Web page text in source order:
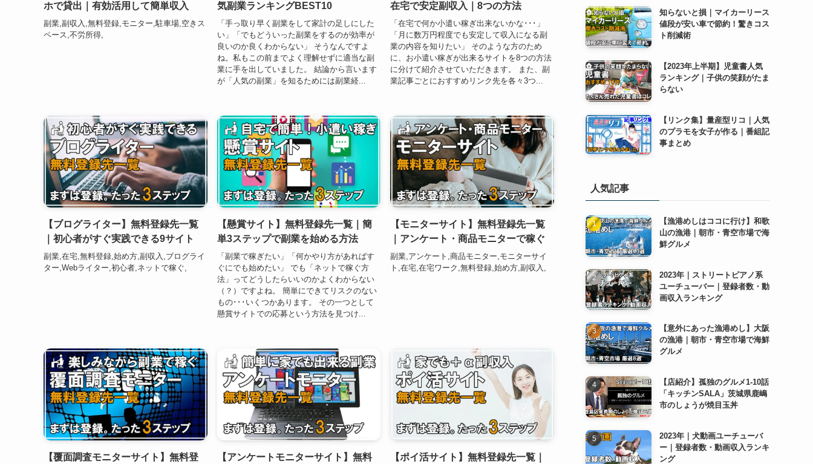
ホで貸出｜有効活用して簡単収入
副業,副収入,無料登録,モニター,駐車場,空きス
ペース,不労所得,
気副業ランキングBEST10
「手っ取り早く副業をして家計の足しにした
い」「でもどういった副業をするのが効率が
良いのか良くわからない」 そうなんですよ
ね。私もこの前までよく理解せずに適当な副
業に手を出していました。 結論から言います
が「人気の副業」を知るためには副業経...
在宅で安定副収入｜8つの方法
「在宅で何か小遣い稼ぎ出来ないかな･･･」
「月に数万円程度でも安定して収入になる副
業の内容を知りたい」 そのような方のため
に、お小遣い稼ぎが出来るサイトを8つの方法
に分けて紹介させていただきます。 また、副
業記事ごとにおすすめリンク先を各々3つ...
【ブログライター】無料登録先一覧
｜初心者がすぐ実践できる9サイト
副業,在宅,無料登録,始め方,副収入,ブログライ
ター,Webライター,初心者,ネットで稼ぐ,
【懸賞サイト】無料登録先一覧｜簡
単3ステップで副業を始める方法
「副業で稼ぎたい」「何かやり方があればす
ぐにでも始めたい」 でも「ネットで稼ぐ方
法」ってどうしたらいいのかよくわからない
（？）ですよね。 簡単にできてリスクのない
もの･･･いくつかあります。 その一つとして
懸賞サイトでの応募という方法を見つけ...
【モニターサイト】無料登録先一覧
｜アンケート・商品モニターで稼ぐ
副業,アンケート,商品モニター,モニターサイ
ト,在宅,在宅ワーク,無料登録,始め方,副収入,
【覆面調査モニターサイト】無料登
【アンケートモニターサイト】無料
【ポイ活サイト】無料登録先一覧｜
知らないと損｜マイカーリース
値段が安い車で節約！驚きコス
ト削減術
【2023年上半期】児童書人気
ランキング｜子供の笑顔がたま
らない
【リンク集】量産型リコ｜人気
のプラモを女子が作る｜番組記
事まとめ
人気記事
【漁港めしはココに行け】和歌
山の漁港｜朝市・青空市場で海
鮮グルメ
2023年｜ストリートピアノ系
ユーチューバー｜登録者数・動
画収入ランキング
【意外にあった漁港めし】大阪
の漁港｜朝市・青空市場で海鮮
グルメ
【店紹介】孤独のグルメ1-10話
「キッチンSALA」茨城県鹿嶋
市のしょうが焼目玉丼
2023年｜犬動画ユーチューバ
ー｜登録者数・動画収入ランキ
ング